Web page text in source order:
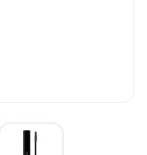
larger image
View larger